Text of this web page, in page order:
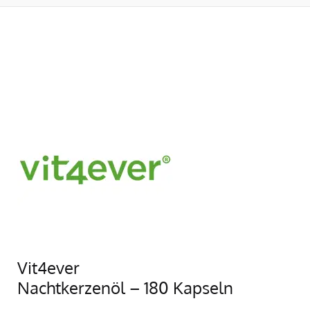
Vit4ever
Nachtkerzenöl – 180 Kapseln